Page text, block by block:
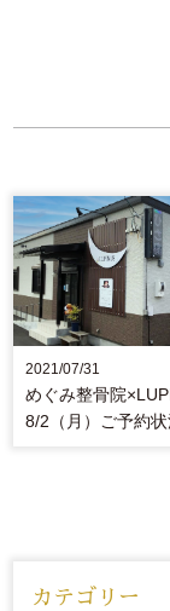
2021/07/31
めぐみ整骨院
8/2（月）ご予約
カテゴリー